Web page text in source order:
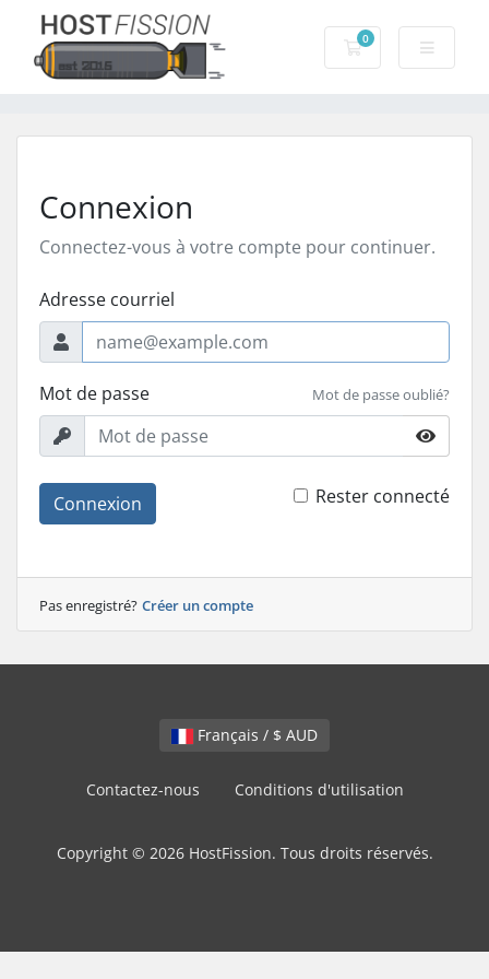
0
Votre panier
Connexion
Connectez-vous à votre compte pour continuer.
Adresse courriel
Mot de passe Mot de passe oublié?
Connexion Rester connecté
Pas enregistré? Créer un compte
Français / $ AUD
Contactez-nous Conditions d'utilisation
Copyright © 2026 HostFission. Tous droits réservés.